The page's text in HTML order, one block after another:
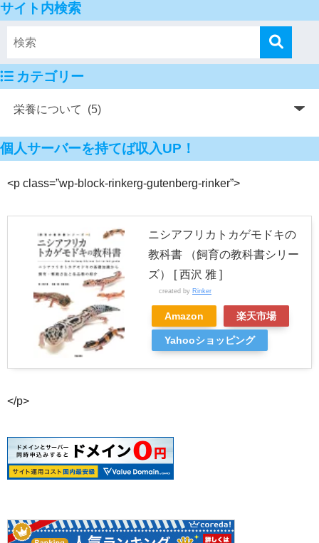
サイト内検索
カテゴリー
個人サーバーを持てば収入UP！
<p class=”wp-block-rinkerg-gutenberg-rinker”>
ニシアフリカトカゲモドキの
教科書 （飼育の教科書シリー
ズ） [ 西沢 雅 ]
created by Rinker
Amazon 楽天市場
Yahooショッピング
</p>